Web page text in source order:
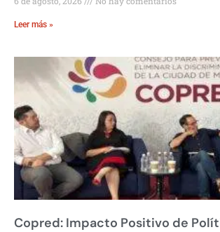
Leer más »
Copred: Impacto Positivo de